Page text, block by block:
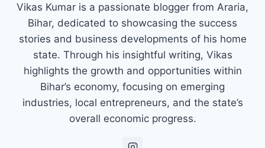
Vikas Kumar is a passionate blogger from Araria,
Bihar, dedicated to showcasing the success
stories and business developments of his home
state. Through his insightful writing, Vikas
highlights the growth and opportunities within
Bihar’s economy, focusing on emerging
industries, local entrepreneurs, and the state’s
overall economic progress.